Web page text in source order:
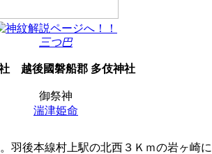
三つ巴
越後國磐船郡 多伎神社
御祭神
湍津姫命
羽後本線村上駅の北西３Ｋｍの岩ヶ崎に